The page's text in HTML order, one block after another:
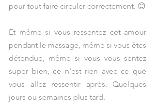
pour tout faire circuler correctement. 😊
Et même si vous ressentez cet amour
pendant le massage, même si vous êtes
détendue, même si vous vous sentez
super bien, ce n'est rien avec ce que
vous allez ressentir après. Quelques
jours ou semaines plus tard.